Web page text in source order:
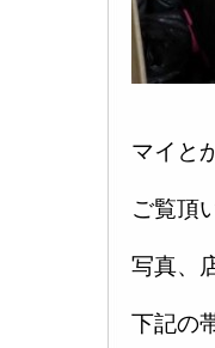
マイと
ご覧頂
写真、
下記の